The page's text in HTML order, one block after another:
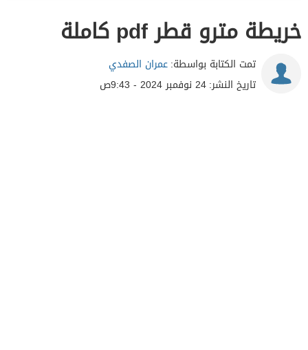
خريطة مترو قطر pdf كاملة
تمت الكتابة بواسطة:عمران الصفدي
تاريخ النشر:24 نوفمبر 2024 - 9:43ص